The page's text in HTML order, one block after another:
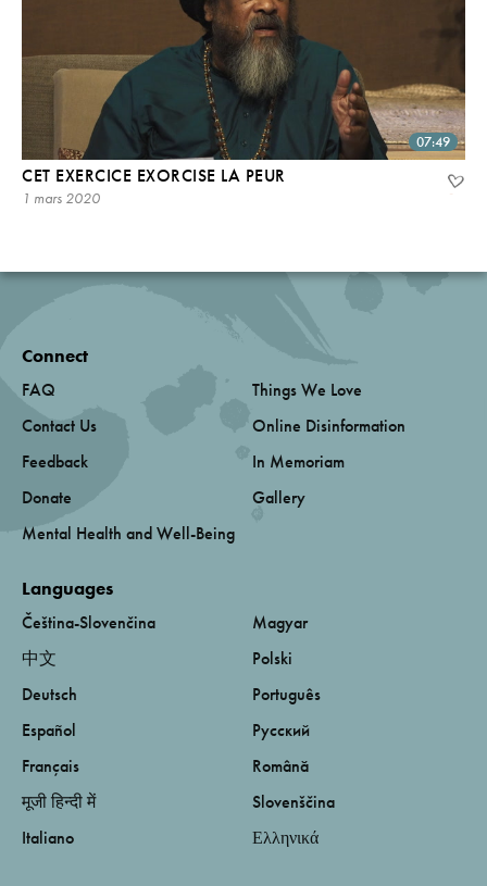
07:49
CET EXERCICE EXORCISE LA PEUR
1 mars 2020
Connect
FAQ
Contact Us
Feedback
Donate
Mental Health and Well-Being
Things We Love
Online Disinformation
In Memoriam
Gallery
Languages
Čeština-Slovenčina
中文
Deutsch
Español
Français
मूजी हिन्दी में
Italiano
Magyar
Polski
Português
Русский
Română
Slovenščina
Ελληνικά